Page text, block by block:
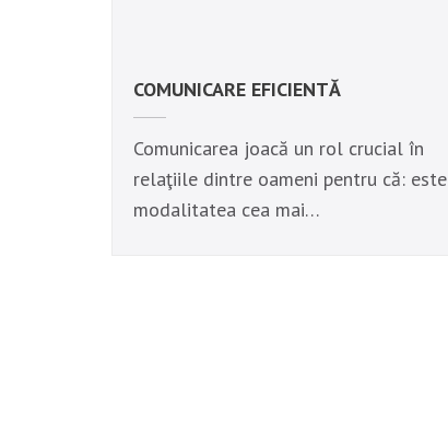
COMUNICARE EFICIENTĂ
Comunicarea joacă un rol crucial în
relaţiile dintre oameni pentru că: este
modalitatea cea mai…